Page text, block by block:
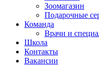
Зоомагазин
Подарочные
Команда
Врачи и
Школа
Контакты
Вакансии